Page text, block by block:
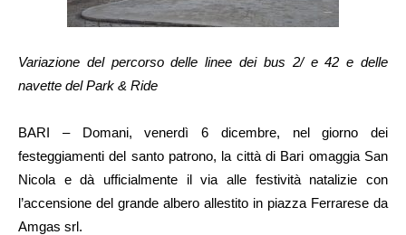
Variazione del percorso delle linee dei bus 2/ e 42 e delle
navette del Park & Ride
BARI – Domani, venerdì 6 dicembre, nel giorno dei
festeggiamenti del santo patrono, la città di Bari omaggia San
Nicola e dà ufficialmente il via alle festività natalizie con
l’accensione del grande albero allestito in piazza Ferrarese da
Amgas srl.